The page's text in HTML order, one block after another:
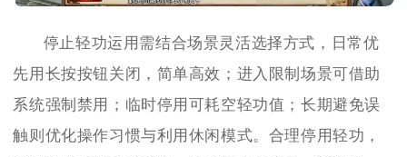
停止轻功运用需结合场景灵活选择方式，日常优
先用长按按钮关闭，简单高效；进入限制场景可借助
系统强制禁用；临时停用可耗空轻功值；长期避免误
触则优化操作习惯与利用休闲模式。合理停用轻功，